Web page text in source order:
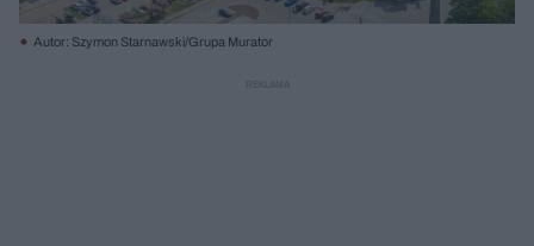
Autor: Szymon Starnawski/Grupa Murator